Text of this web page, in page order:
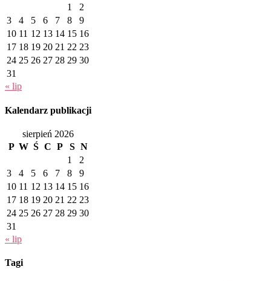
1
2
3
4 5 6 7 8
9
10 11 12 13 14 15 16
17 18 19 20 21 22 23
24 25 26 27 28 29 30
31
« lip
Kalendarz publikacji
sierpień 2026
P W Ś C P S N
1
2
3
4 5 6 7 8
9
10 11 12 13 14 15 16
17 18 19 20 21 22 23
24 25 26 27 28 29 30
31
« lip
Tagi